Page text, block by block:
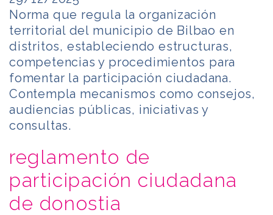
Norma que regula la organización
territorial del municipio de Bilbao en
distritos, estableciendo estructuras,
competencias y procedimientos para
fomentar la participación ciudadana.
Contempla mecanismos como consejos,
audiencias públicas, iniciativas y
consultas.
reglamento de
participación ciudadana
de donostia